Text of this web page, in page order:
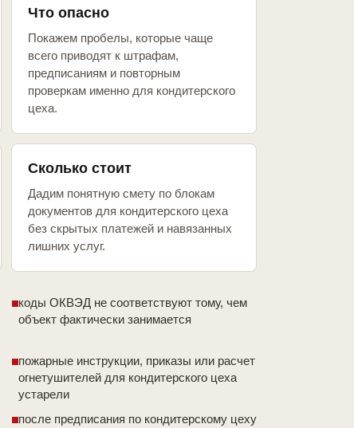
Что опасно
Покажем пробелы, которые чаще
всего приводят к штрафам,
предписаниям и повторным
проверкам именно для кондитерского
цеха.
Сколько стоит
Дадим понятную смету по блокам
документов для кондитерского цеха
без скрытых платежей и навязанных
лишних услуг.
коды ОКВЭД не соответствуют тому, чем
объект фактически занимается
пожарные инструкции, приказы или расчет
огнетушителей для кондитерского цеха
устарели
после предписания по кондитерскому цеху